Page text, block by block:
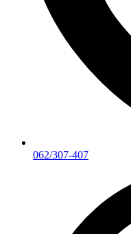
062/307-407